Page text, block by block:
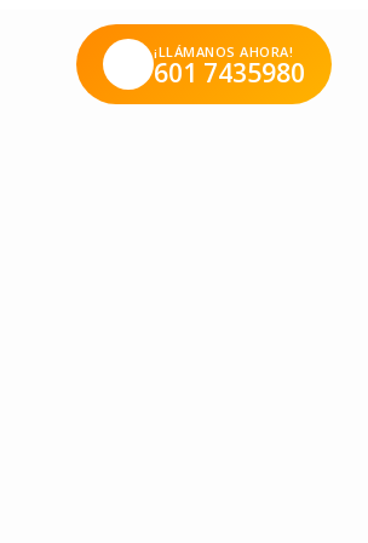
cuidarlo, pues todos tenemos la
¡LLÁMANOS AHORA!
601 7435980